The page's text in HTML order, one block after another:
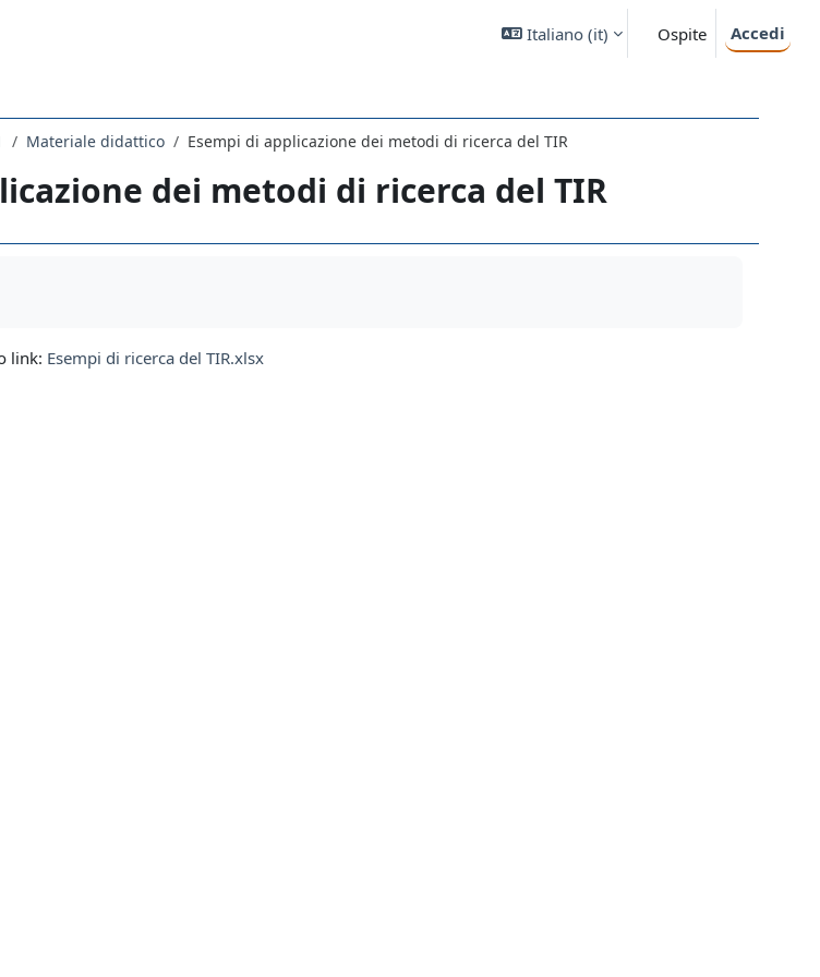
Italiano ‎(it)‎ Ospite Accedi
Materiale didattico Esempi di applicazione dei metodi di ricerca del TIR
dei metodi di ricerca del TIR
link: Esempi di ricerca del TIR.xlsx